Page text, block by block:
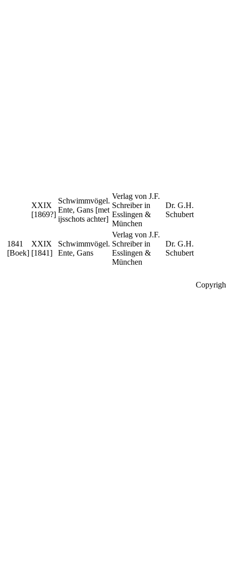
XXIX
[1869?]
Schwimmvögel.
Ente, Gans [met
ijsschots achter]
Verlag von J.F.
Schreiber in
Esslingen &
München
Dr. G.H.
Schubert
1841
[Boek]
XXIX
[1841]
Schwimmvögel.
Ente, Gans
Verlag von J.F.
Schreiber in
Esslingen &
München
Dr. G.H.
Schubert